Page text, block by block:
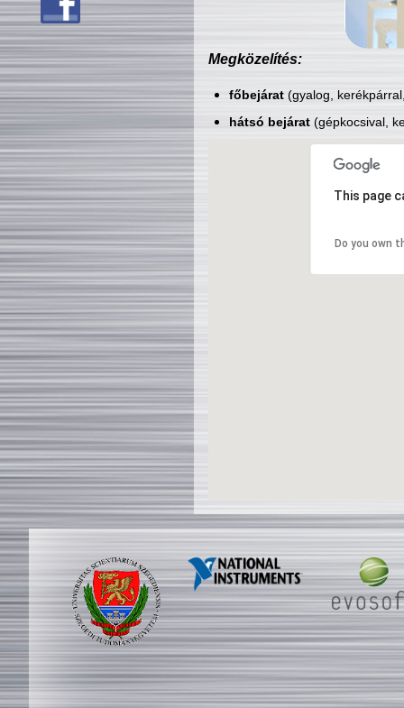
Megközelítés:
főbejárat(gyalog,
hátsó bejárat(gépkocsival,
This page
Do you own